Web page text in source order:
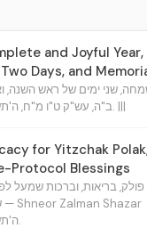
and Joyful Year,
Days, and
שני ימים של ראש השנה,
ב"ה, עש"ק ט"ו מ"ח, ה'תשכ"ז ברוקלין, נ.י. |||
for Yitzchak
Protocol Blessings
בריאות, וברכות שמעל
שניאור זלמן שזר — Shneor Zalman Shazar
ה'תשכ"ז ברוקלין, נ.י.